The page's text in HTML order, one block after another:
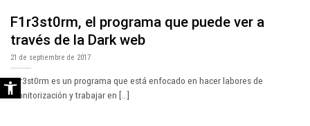
F1r3st0rm, el programa que puede ver a
través de la Dark web
21 de septiembre de 2017
F1r3st0rm es un programa que está enfocado en hacer labores de
monitorización y trabajar en [...]
Abrir barra de herramientas